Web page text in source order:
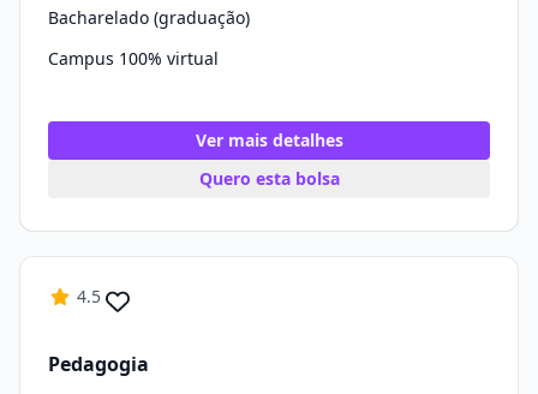
Bacharelado (graduação)
Campus 100% virtual
Ver mais detalhes
Quero esta bolsa
4.5
Pedagogia